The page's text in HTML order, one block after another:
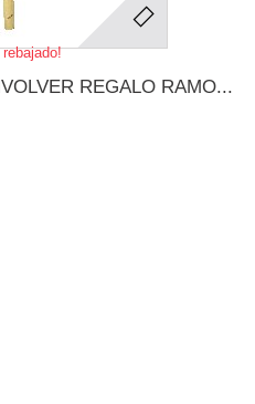
rebajado!
REGALO RAMO...